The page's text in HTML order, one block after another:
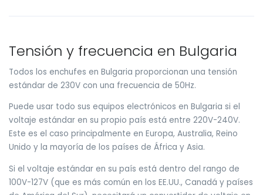
Tensión y frecuencia en Bulgaria
Todos los enchufes en Bulgaria proporcionan una tensión
estándar de 230V con una frecuencia de 50Hz.
Puede usar todo sus equipos electrónicos en Bulgaria si el
voltaje estándar en su propio país está entre 220V-240V.
Este es el caso principalmente en Europa, Australia, Reino
Unido y la mayoría de los países de África y Asia.
Si el voltaje estándar en su país está dentro del rango de
100V-127V (que es más común en los EE.UU., Canadá y países